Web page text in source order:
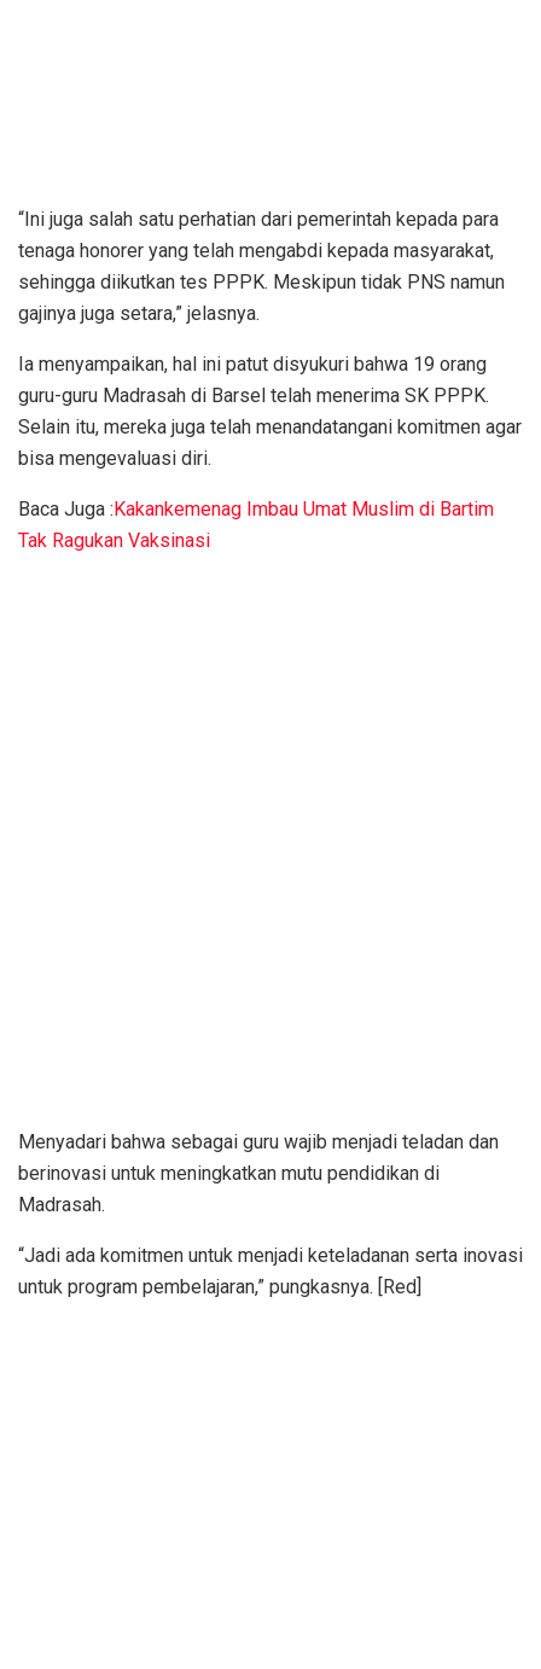
“Ini juga salah satu perhatian dari pemerintah kepada para
tenaga honorer yang telah mengabdi kepada masyarakat,
sehingga diikutkan tes PPPK. Meskipun tidak PNS namun
gajinya juga setara,” jelasnya.
Ia menyampaikan, hal ini patut disyukuri bahwa 19 orang
guru-guru Madrasah di Barsel telah menerima SK PPPK.
Selain itu, mereka juga telah menandatangani komitmen agar
bisa mengevaluasi diri.
Baca Juga :Kakankemenag Imbau Umat Muslim di Bartim
Tak Ragukan Vaksinasi
Menyadari bahwa sebagai guru wajib menjadi teladan dan
berinovasi untuk meningkatkan mutu pendidikan di
Madrasah.
“Jadi ada komitmen untuk menjadi keteladanan serta inovasi
untuk program pembelajaran,” pungkasnya. [Red]